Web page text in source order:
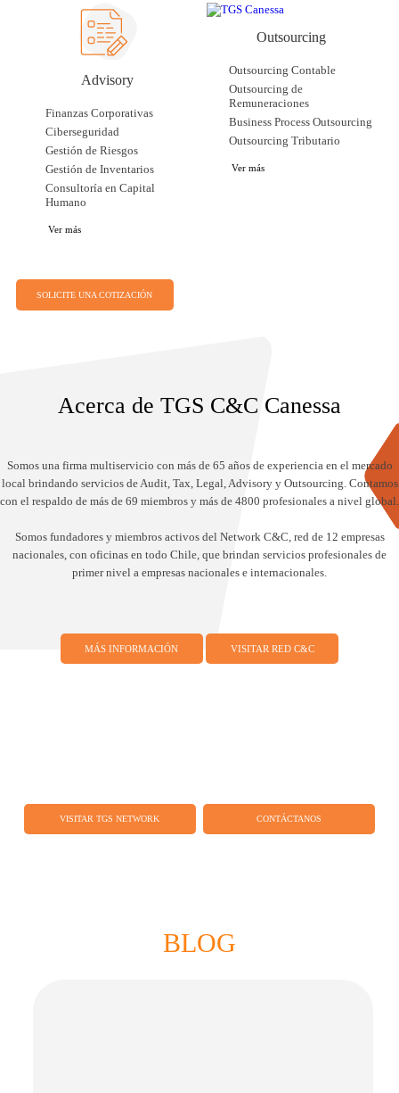
Advisory
Finanzas Corporativas
Ciberseguridad
Gestión de Riesgos
Gestión de Inventarios
Consultoría en Capital
Humano
Ver más
Outsourcing
Outsourcing Contable
Outsourcing de
Remuneraciones
Business Process Outsourcing
Outsourcing Tributario
Ver más
SOLICITE UNA COTIZACIÓN
Acerca de TGS C&C Canessa
Somos una firma multiservicio con más de 65 años de experiencia en el mercado
local brindando servicios de Audit, Tax, Legal, Advisory y Outsourcing. Contamos
con el respaldo de más de 69 miembros y más de 4800 profesionales a nivel global.
Somos fundadores y miembros activos del Network C&C, red de 12 empresas
nacionales, con oficinas en todo Chile, que brindan servicios profesionales de
primer nivel a empresas nacionales e internacionales.
MÁS INFORMACIÓN VISITAR RED C&C
VISITAR TGS NETWORK CONTÁCTANOS
BLOG